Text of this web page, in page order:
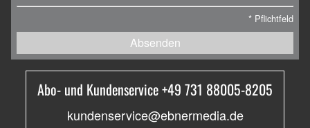
* Pflichtfeld
Absenden
Abo- und Kundenservice +49 731 88005-8205
kundenservice@ebnermedia.de